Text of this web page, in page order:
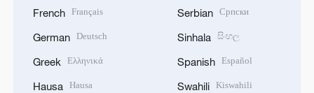
French Français
German Deutsch
Greek Ελληνικά
Hausa Hausa
Serbian Српски
Sinhala සිංහල
Spanish Español
Swahili Kiswahili